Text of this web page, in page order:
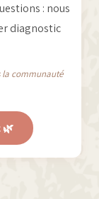
: nous
diagnostic
la communauté
🌿